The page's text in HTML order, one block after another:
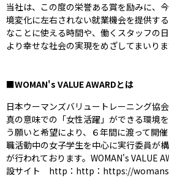
当社は、この度の栄誉ある賞を励みに、
境変化に左右されない就業機会を提供す
なことに使える時間や、働くスタッフの
より幸せな社会の実現をめざしてまいりま
■WOMAN's VALUE AWARDとは
日本ウーマンズバリュートレーニング協
真の意味での「女性活躍」ができる環境
う願いと希望により、６年間に渡って開
職活動中の女子学生を中心に実行委員が
が行われております。WOMAN's VALUE
設サイト http：http：https://